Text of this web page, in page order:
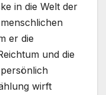
in die Welt der
er die
und die
wirft